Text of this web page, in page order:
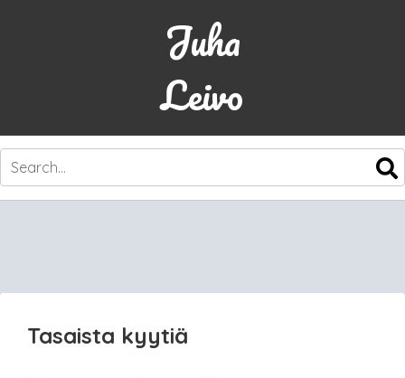
Juha
Leivo
SKIP
CONTENT
Tasaista kyytiä